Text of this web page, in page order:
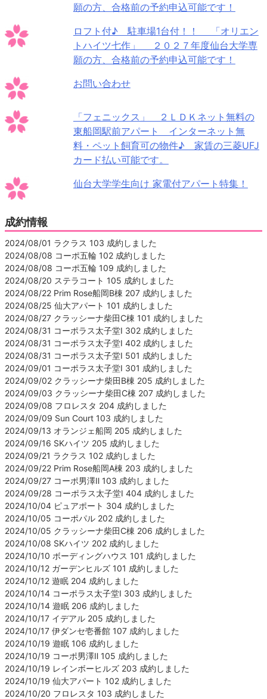
願の方、合格前の予約申込可能です！
ロフト付♪ 駐車場1台付！！ 「オリエン
トハイツ七作」 ２０２７年度仙台大学専
願の方、合格前の予約申込可能です！
お問い合わせ
「フェニックス」 ２ＬＤＫネット無料の
東船岡駅前アパート インターネット無
料・ペット飼育可の物件♪ 家賃の三菱UFJ
カード払い可能です。
仙台大学学生向け 家電付アパート特集！
成約情報
2024/08/01 ラクラス 103 成約しました
2024/08/08 コーポ五輪 102 成約しました
2024/08/08 コーポ五輪 109 成約しました
2024/08/20 ステラコート 105 成約しました
2024/08/22 Prim Rose船岡B棟 207 成約しました
2024/08/25 仙大アパート 101 成約しました
2024/08/27 クラッシーナ柴田C棟 101 成約しました
2024/08/31 コーポラス太子堂Ⅰ 302 成約しました
2024/08/31 コーポラス太子堂Ⅰ 402 成約しました
2024/08/31 コーポラス太子堂Ⅰ 501 成約しました
2024/09/01 コーポラス太子堂Ⅰ 301 成約しました
2024/09/02 クラッシーナ柴田B棟 205 成約しました
2024/09/03 クラッシーナ柴田C棟 207 成約しました
2024/09/08 フロレスタ 204 成約しました
2024/09/09 Sun Court 103 成約しました
2024/09/13 オランジェ船岡 205 成約しました
2024/09/16 SKハイツ 205 成約しました
2024/09/21 ラクラス 102 成約しました
2024/09/22 Prim Rose船岡A棟 203 成約しました
2024/09/27 コーポ男澤Ⅱ 103 成約しました
2024/09/28 コーポラス太子堂Ⅰ 404 成約しました
2024/10/04 ピュアポート 304 成約しました
2024/10/05 コーポパル 202 成約しました
2024/10/05 クラッシーナ柴田C棟 206 成約しました
2024/10/08 SKハイツ 202 成約しました
2024/10/10 ボーディングハウス 101 成約しました
2024/10/12 ガーデンヒルズ 101 成約しました
2024/10/12 遊眠 204 成約しました
2024/10/14 コーポラス太子堂Ⅰ 303 成約しました
2024/10/14 遊眠 206 成約しました
2024/10/17 イデアル 205 成約しました
2024/10/17 伊ダンセ壱番館 107 成約しました
2024/10/19 遊眠 106 成約しました
2024/10/19 コーポ男澤Ⅱ 105 成約しました
2024/10/19 レインボーヒルズ 203 成約しました
2024/10/19 仙大アパート 102 成約しました
2024/10/20 フロレスタ 103 成約しました